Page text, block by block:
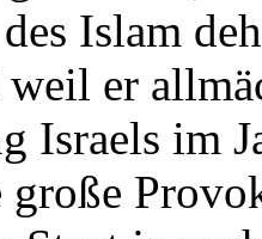
Islam
weil er
Israels im
große